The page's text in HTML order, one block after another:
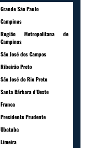
Grande São Paulo
Campinas
Região Metropolitana de
Campinas
São José dos Campos
Ribeirão Preto
São José do Rio Preto
Santa Bárbara d'Oeste
Franca
Presidente Prudente
Ubatuba
Limeira